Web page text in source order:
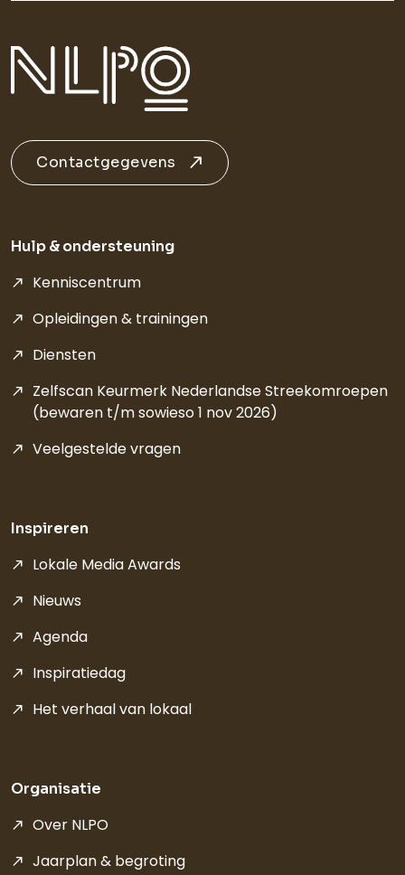
Contactgegevens
Hulp & ondersteuning
Kenniscentrum
Opleidingen & trainingen
Diensten
Zelfscan Keurmerk Nederlandse Streekomroepen
(bewaren t/m sowieso 1 nov 2026)
Veelgestelde vragen
Inspireren
Lokale Media Awards
Nieuws
Agenda
Inspiratiedag
Het verhaal van lokaal
Organisatie
Over NLPO
Jaarplan & begroting